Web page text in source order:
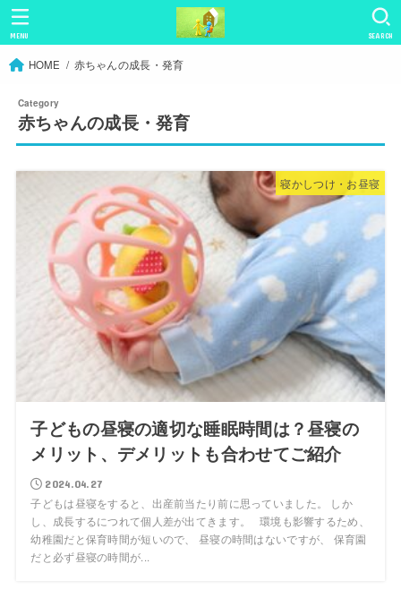
SEARCH
MENU
HOME 赤ちゃんの成長・発育
赤ちゃんの成長・発育
寝かしつけ・お昼寝
子どもの昼寝の適切な睡眠時間は？昼寝の
メリット、デメリットも合わせてご紹介
2024.04.27
子どもは昼寝をすると、出産前当たり前に思っていました。 しか
し、成長するにつれて個人差が出てきます。 環境も影響するため、
幼稚園だと保育時間が短いので、 昼寝の時間はないですが、 保育園
だと必ず昼寝の時間が...